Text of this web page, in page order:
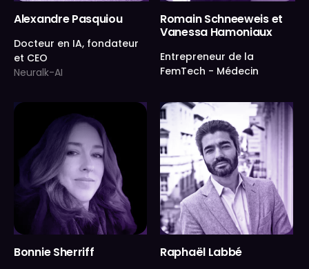
Alexandre Pasquiou
Docteur en IA, fondateur
et CEO
Neuralk-AI
Romain Schneeweis et
Vanessa Hamoniaux
Entrepreneur de la
FemTech - Médecin
Bonnie Sherriff Raphaël Labbé